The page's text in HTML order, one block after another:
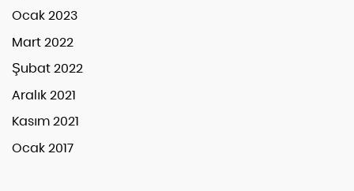
Ocak 2023
Mart 2022
Şubat 2022
Aralık 2021
Kasım 2021
Ocak 2017